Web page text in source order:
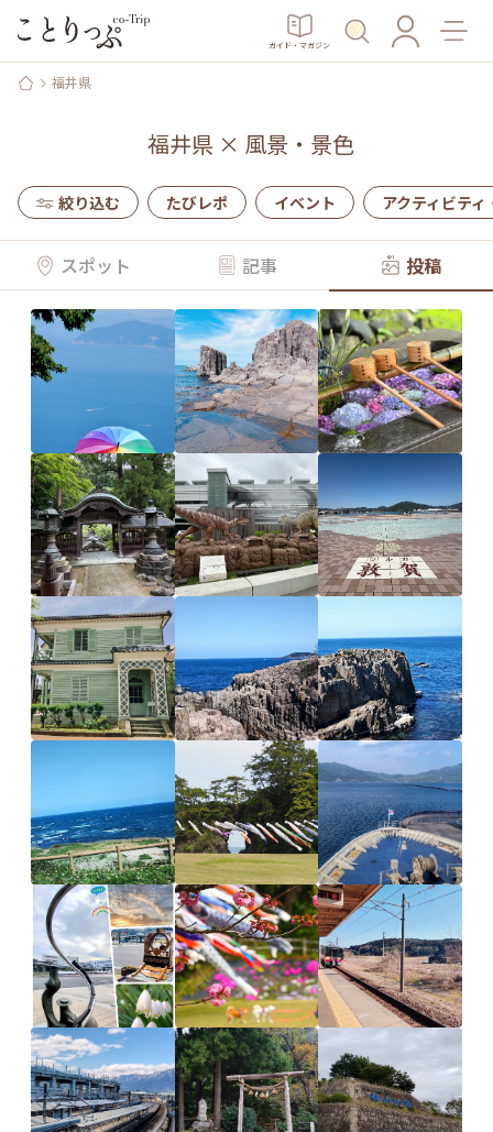
ガイド・マガジン
福井県
福井県 × 風景・景色
絞り込む たびレポ イベント アクティビティ
スポット 記事 投稿